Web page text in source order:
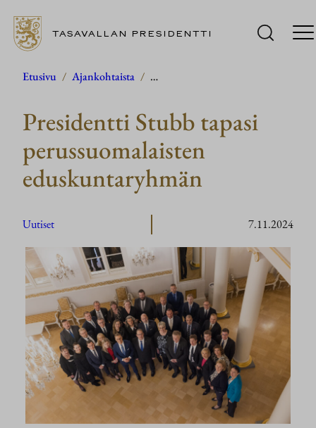
Siirry
TASAVALLAN PRESIDENTTI
Etusivu / Ajankohtaista / …
Presidentti Stubb tapasi
perussuomalaisten
eduskuntaryhmän
Uutiset 7.11.2024